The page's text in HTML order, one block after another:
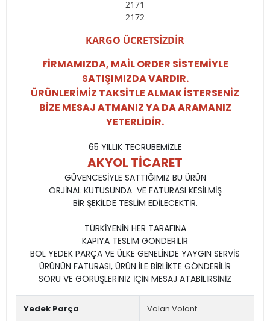
2171
2172
KARGO ÜCRETSİZDİR
FİRMAMIZDA, MAİL ORDER SİSTEMİYLE
SATIŞIMIZDA VARDIR.
ÜRÜNLERİMİZ TAKSİTLE ALMAK İSTERSENİZ
BİZE MESAJ ATMANIZ YA DA ARAMANIZ
YETERLİDİR.
65 YILLIK TECRÜBEMİZLE
AKYOL TİCARET
GÜVENCESİYLE SATTIĞIMIZ BU ÜRÜN
ORJİNAL KUTUSUNDA VE FATURASI KESİLMİŞ
BİR ŞEKİLDE TESLİM EDİLECEKTİR.
TÜRKİYENİN HER TARAFINA
KAPIYA TESLİM GÖNDERİLİR
BOL YEDEK PARÇA VE ÜLKE GENELİNDE YAYGIN SERVİS
ÜRÜNÜN FATURASI, ÜRÜN İLE BİRLİKTE GÖNDERİLİR
SORU VE GÖRÜŞLERİNİZ İÇİN MESAJ ATABİLİRSİNİZ
Yedek Parça Volan Volant